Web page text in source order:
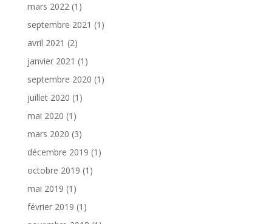
mars 2022(1)
septembre 2021 (1)
avril 2021 (2)
janvier 2021 (1)
septembre 2020 (1)
juillet 2020 (1)
mai 2020 (1)
mars 2020 (3)
décembre 2019 (1)
octobre 2019 (1)
mai 2019 (1)
février 2019 (1)